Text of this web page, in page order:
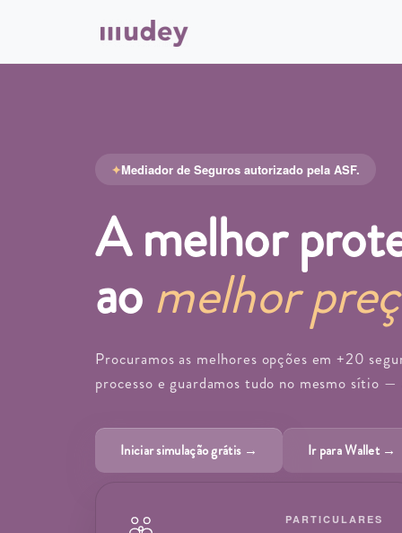
Mediador de Seguros autorizado pela ASF.
A melhor
aomelhor
Procuramos as melhores opções em +20
processo e guardamos tudo no mesmo sítio
Iniciar simulação grátis → Ir para Wallet →
PARTICULARES